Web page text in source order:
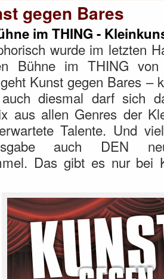
gegen Bares
im THING -
wurde im letzten
Bühne im THING
Kunst gegen Bares –
diesmal darf sich
aus allen Genres der
Talente. Und
auch DEN
Das gibt es nur bei